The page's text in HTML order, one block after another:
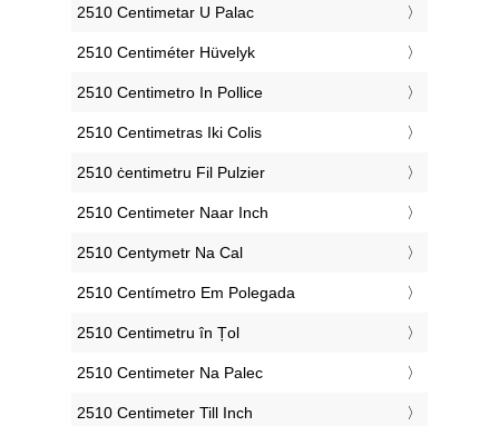
‎2510 Centimetar U Palac
‎2510 Centiméter Hüvelyk
‎2510 Centimetro In Pollice
‎2510 Centimetras Iki Colis
‎2510 ċentimetru Fil Pulzier
‎2510 Centimeter Naar Inch
‎2510 Centymetr Na Cal
‎2510 Centímetro Em Polegada
‎2510 Centimetru în Țol
‎2510 Centimeter Na Palec
‎2510 Centimeter Till Inch